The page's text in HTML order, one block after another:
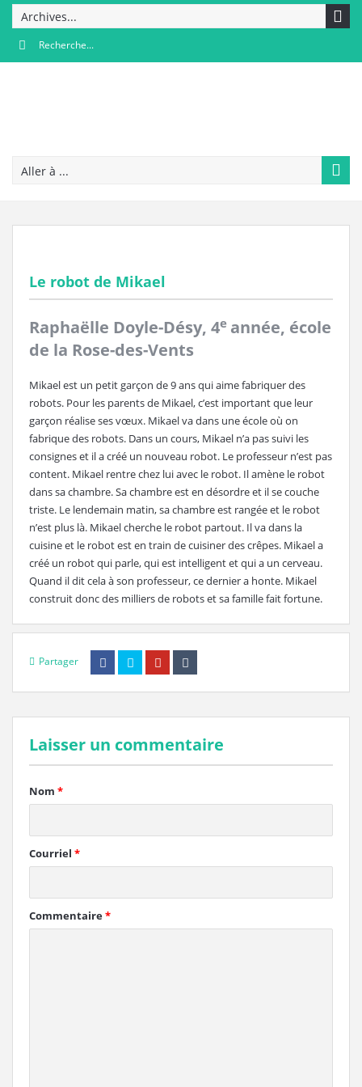
Archives...
Aller à ...
Le robot de Mikael
Raphaëlle Doyle-Désy, 4e année, école
de la Rose-des-Vents
Mikael est un petit garçon de 9 ans qui aime fabriquer des
robots. Pour les parents de Mikael, c’est important que leur
garçon réalise ses vœux. Mikael va dans une école où on
fabrique des robots. Dans un cours, Mikael n’a pas suivi les
consignes et il a créé un nouveau robot. Le professeur n’est pas
content. Mikael rentre chez lui avec le robot. Il amène le robot
dans sa chambre. Sa chambre est en désordre et il se couche
triste. Le lendemain matin, sa chambre est rangée et le robot
n’est plus là. Mikael cherche le robot partout. Il va dans la
cuisine et le robot est en train de cuisiner des crêpes. Mikael a
créé un robot qui parle, qui est intelligent et qui a un cerveau.
Quand il dit cela à son professeur, ce dernier a honte. Mikael
construit donc des milliers de robots et sa famille fait fortune.
Partager
Laisser un commentaire
Nom *
Courriel *
Commentaire*